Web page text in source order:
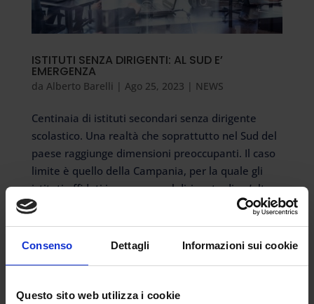
Consenso Dettagli Informazioni sui cookie
Questo sito web utilizza i cookie
ISTITUTI SENZA DIRIGENTI: AL SUD E’
EMERGENZA
da Alberto Barelli | Ago 25, 2023 | NEWS
Centinaia di istituti secondari senza dirigente
scolastico. Una realtà che soprattutto nel Sud del
paese raggiunge dimensioni preoccupanti. Il caso
limite è quello della Campania, per la quale gli
istituti affidati in reggenza al dirigente di un’altra
scuola...
Articoli recenti